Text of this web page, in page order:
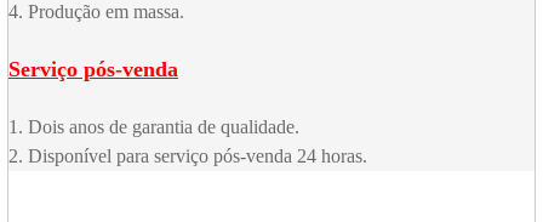
4. Produção em massa.
Serviço pós-venda
1. Dois anos de garantia de qualidade.
2. Disponível para serviço pós-venda 24 horas.